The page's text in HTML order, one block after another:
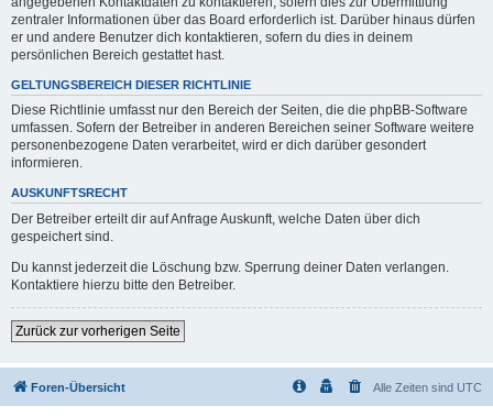
zentraler Informationen über das Board erforderlich ist. Darüber hinaus dürfen
er und andere Benutzer dich kontaktieren, sofern du dies in deinem
persönlichen Bereich gestattet hast.
GELTUNGSBEREICH DIESER RICHTLINIE
Diese Richtlinie umfasst nur den Bereich der Seiten, die die phpBB-Software
umfassen. Sofern der Betreiber in anderen Bereichen seiner Software weitere
personenbezogene Daten verarbeitet, wird er dich darüber gesondert
informieren.
AUSKUNFTSRECHT
Der Betreiber erteilt dir auf Anfrage Auskunft, welche Daten über dich
gespeichert sind.
Du kannst jederzeit die Löschung bzw. Sperrung deiner Daten verlangen.
Kontaktiere hierzu bitte den Betreiber.
Zurück zur vorherigen Seite
Foren-Übersicht Alle Zeiten sind UTC